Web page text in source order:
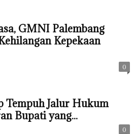
GMNI Palembang
Kepekaan
0
Tempuh Jalur Hukum
Bupati yang...
0